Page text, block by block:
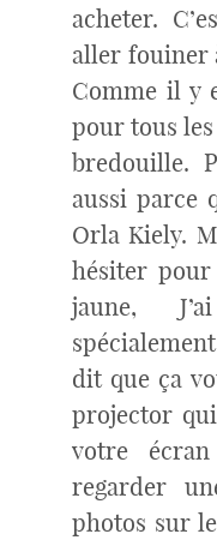
acheter.
aller fouiner
Comme il y
pour tous
bredouille.
aussi parce
Orla Kiely.
hésiter pour
jaune,
dit que ça
projector
votre
regarder
photos sur